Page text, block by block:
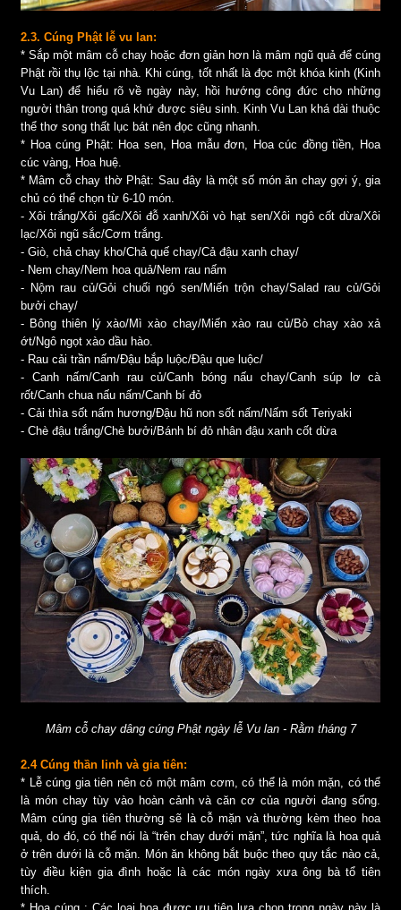
2.3. Cúng Phật lễ vu lan:
* Sắp một mâm cỗ chay hoặc đơn giản hơn là mâm ngũ quả để cúng
Phật rồi thụ lộc tại nhà. Khi cúng, tốt nhất là đọc một khóa kinh (Kinh
Vu Lan) để hiểu rõ về ngày này, hồi hướng công đức cho những
người thân trong quá khứ được siêu sinh. Kinh Vu Lan khá dài thuộc
thể thơ song thất lục bát nên đọc cũng nhanh.
* Hoa cúng Phật: Hoa sen, Hoa mẫu đơn, Hoa cúc đồng tiền, Hoa
cúc vàng, Hoa huệ.
* Mâm cỗ chay thờ Phật: Sau đây là một số món ăn chay gợi ý, gia
chủ có thể chọn từ 6-10 món.
- Xôi trắng/Xôi gấc/Xôi đỗ xanh/Xôi vò hạt sen/Xôi ngô cốt dừa/Xôi
lạc/Xôi ngũ sắc/Cơm trắng.
- Giò, chả chay kho/Chả quế chay/Cả đậu xanh chay/
- Nem chay/Nem hoa quả/Nem rau nấm
- Nộm rau củ/Gỏi chuối ngó sen/Miến trộn chay/Salad rau củ/Gỏi
bưởi chay/
- Bông thiên lý xào/Mì xào chay/Miến xào rau củ/Bò chay xào xả
ớt/Ngô ngọt xào dầu hào.
- Rau cải trần nấm/Đậu bắp luộc/Đậu que luộc/
- Canh nấm/Canh rau củ/Canh bóng nấu chay/Canh súp lơ cà
rốt/Canh chua nấu nấm/Canh bí đỏ
- Cải thìa sốt nấm hương/Đậu hũ non sốt nấm/Nấm sốt Teriyaki
- Chè đậu trắng/Chè bưởi/Bánh bí đỏ nhân đậu xanh cốt dừa
Mâm cỗ chay dâng cúng Phật ngày lễ Vu lan - Rằm tháng 7
2.4 Cúng thần linh và gia tiên:
* Lễ cúng gia tiên nên có một mâm cơm, có thể là món mặn, có thể
là món chay tùy vào hoàn cảnh và căn cơ của người đang sống.
Mâm cúng gia tiên thường sẽ là cỗ mặn và thường kèm theo hoa
quả, do đó, có thể nói là “trên chay dưới mặn”, tức nghĩa là hoa quả
ở trên dưới là cỗ mặn. Món ăn không bắt buộc theo quy tắc nào cả,
tùy điều kiện gia đình hoặc là các món ngày xưa ông bà tổ tiên
thích.